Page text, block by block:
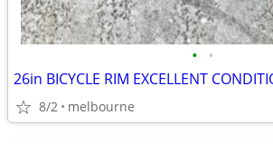
• •
26in BICYCLE RIM EXCELLENT
8/2 melbourne